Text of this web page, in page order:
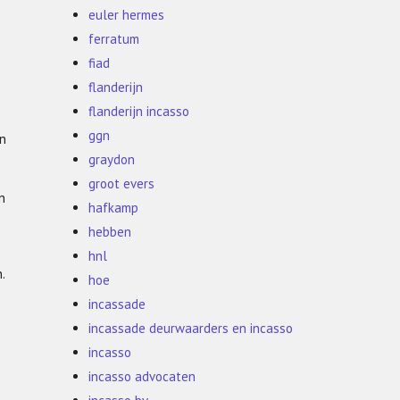
euler hermes
ferratum
fiad
flanderijn
flanderijn incasso
ggn
graydon
groot evers
hafkamp
hebben
hnl
hoe
incassade
incassade deurwaarders en incasso
incasso
incasso advocaten